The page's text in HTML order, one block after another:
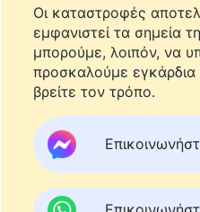
Οι καταστροφές
εμφανιστεί τα σημεία
μπορούμε, λοιπόν, να
προσκαλούμε εγκάρδια
βρείτε τον τρόπο.